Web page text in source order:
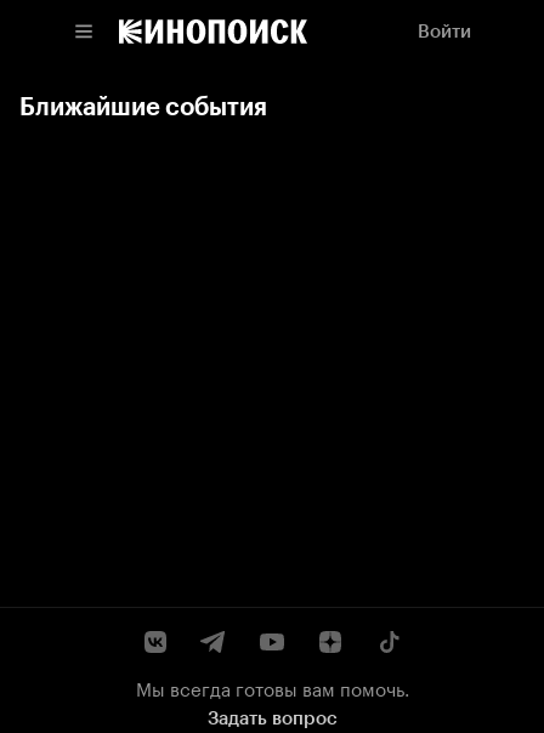
Войти
Ближайшие события
Мы всегда готовы вам помочь.
Задать вопрос